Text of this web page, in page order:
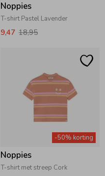
Noppies
T-shirt Pastel Lavender
9,47 18,95
-50% korting
Noppies
T-shirt met streep Cork